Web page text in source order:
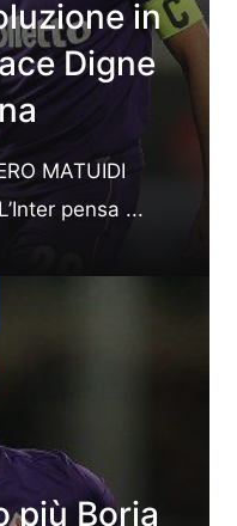
in
Digne
MATUIDI
pensa ...
più Borja